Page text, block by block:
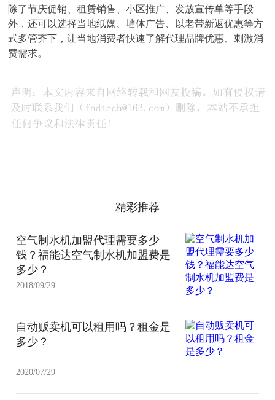
除了节庆促销、租赁销售、小区推广、发放宣传单等手段
外，还可以选择当地纸媒、墙体广告、以老带新返优惠等方
式多管齐下，让当地消费者快速了解代理品牌优惠、刺激消
费需求。
精彩推荐
空气制水机加盟代理需要多少
钱？福能达空气制水机加盟费是
多少？
2018/09/29
自动贩卖机可以租用吗？租金是
多少？
2020/07/29